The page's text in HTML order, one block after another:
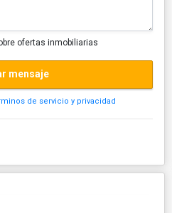
ofertas inmobiliarias
mensaje
de servicio y privacidad